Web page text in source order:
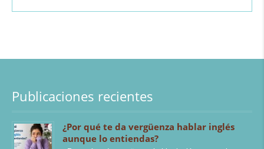
Publicaciones recientes
¿Por qué te da vergüenza hablar inglés
aunque lo entiendas?